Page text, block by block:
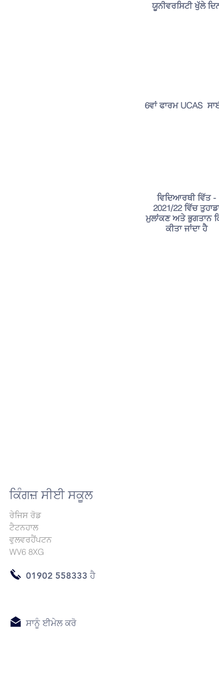
ਯੂਨੀਵਰਸਿਟੀ ਖੁੱਲੇ
6ਵਾਂ ਫਾਰਮ UCAS
ਵਿਦਿਆਰਥੀ ਵਿੱਤ -
2021/22 ਵਿੱਚ
ਮੁਲਾਂਕਣ ਅਤੇ ਭੁਗਤਾਨ
ਕੀਤਾ ਜਾਂਦਾ ਹੈ
ਕਿੰਗਜ਼ ਸੀਈ ਸਕੂਲ
ਰੇਜਿਸ ਰੋਡ
ਟੈਟਨਹਾਲ
ਵੁਲਵਰਹੈਂਪਟਨ
WV6 8XG
01902 558333 ਹੈ
ਸਾਨੂੰ ਈਮੇਲ ਕਰੋ